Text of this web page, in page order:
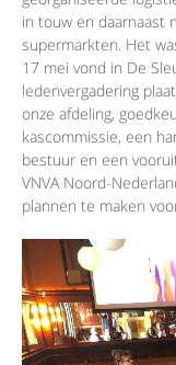
in touw en daarnaast
supermarkten. Het
17 mei vond in De
ledenvergadering
onze afdeling,
kascommissie, een
bestuur en een
VNVA Noord-
plannen te maken